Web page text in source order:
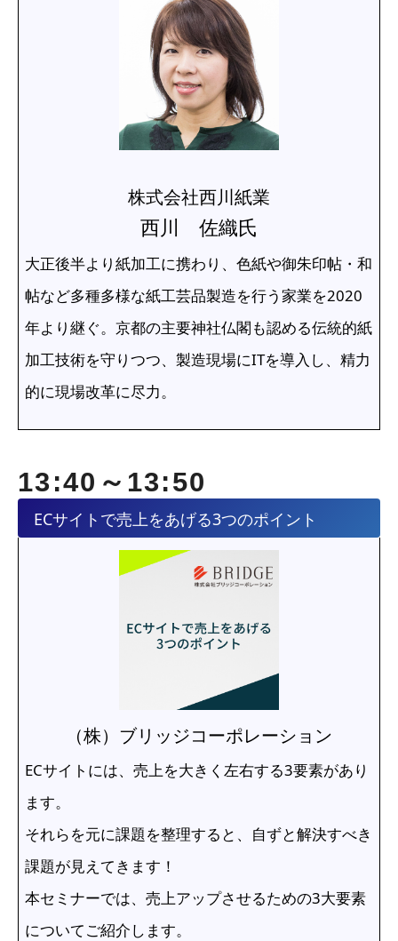
株式会社西川紙業
西川 佐織氏
大正後半より紙加工に携わり、色紙や御朱印帖・和
帖など多種多様な紙工芸品製造を行う家業を2020
年より継ぐ。京都の主要神社仏閣も認める伝統的紙
加工技術を守りつつ、製造現場にITを導入し、精力
的に現場改革に尽力。
13:40～13:50
ECサイトで売上をあげる3つのポイント
（株）ブリッジコーポレーション
ECサイトには、売上を大きく左右する3要素があり
ます。
それらを元に課題を整理すると、自ずと解決すべき
課題が見えてきます！
本セミナーでは、売上アップさせるための3大要素
についてご紹介します。